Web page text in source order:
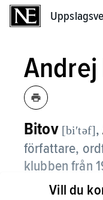
Bitov [biʹtəf],
författare,
klubben från
AlltifrånVill du